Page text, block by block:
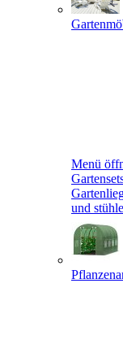
Menü
und stühle